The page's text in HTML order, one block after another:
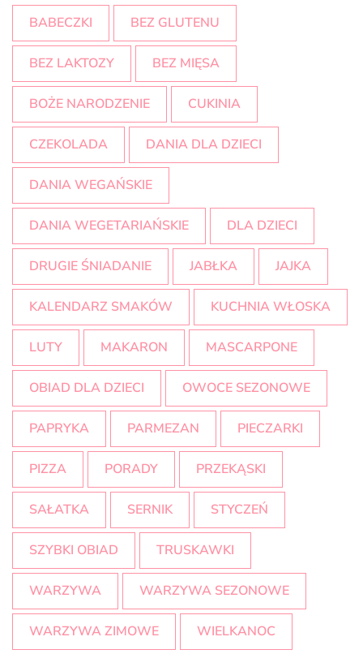
BABECZKI BEZ GLUTENU
BEZ LAKTOZY BEZ MIĘSA
BOŻE NARODZENIE CUKINIA
CZEKOLADA DANIA DLA DZIECI
DANIA WEGAŃSKIE
DANIA WEGETARIAŃSKIE DLA DZIECI
DRUGIE ŚNIADANIE JABŁKA JAJKA
KALENDARZ SMAKÓW KUCHNIA WŁOSKA
LUTY MAKARON MASCARPONE
OBIAD DLA DZIECI OWOCE SEZONOWE
PAPRYKA PARMEZAN PIECZARKI
PIZZA PORADY PRZEKĄSKI
SAŁATKA SERNIK STYCZEŃ
SZYBKI OBIAD TRUSKAWKI
WARZYWA WARZYWA SEZONOWE
WARZYWA ZIMOWE WIELKANOC